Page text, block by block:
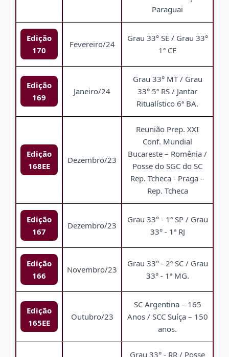
Paraguai
Edição
170
Fevereiro/24
Grau 33° SE / Grau 33°
1ª CE
Edição
169
Janeiro/24
Grau 33° MT / Grau
33° 5ª RS / Jantar
Ritualístico 6ª BA.
Edição
168EE
Dezembro/23
Reunião Prep. XXI
Conf. Mundial
Bucareste – Romênia /
Posse do SGC do SC
Rep. Tcheca - Praga –
Rep. Tcheca
Edição
167
Dezembro/23
Grau 33° - 1ª SP / Grau
33° - 1ª RJ
Edição
166
Novembro/23
Grau 33° - 2ª SC / Grau
33° - 1ª MG.
Edição
165EE
Outubro/23
SC Argentina – 165
Anos / SCC Suíça – 150
anos.
Grau 33° - RR / Posse